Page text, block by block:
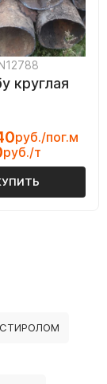
круглая
руб./пог.м
руб./т